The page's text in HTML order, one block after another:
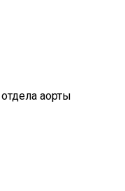
аорты